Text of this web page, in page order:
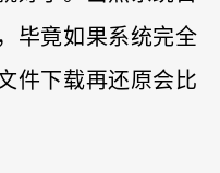
毕竟如果系统完全
件下载再还原会比